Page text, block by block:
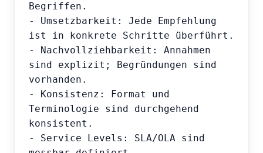
Begriffen.
- Umsetzbarkeit: Jede Empfehlung
ist in konkrete Schritte überführt.
- Nachvollziehbarkeit: Annahmen
sind explizit; Begründungen sind
vorhanden.
- Konsistenz: Format und
Terminologie sind durchgehend
konsistent.
- Service Levels: SLA/OLA sind